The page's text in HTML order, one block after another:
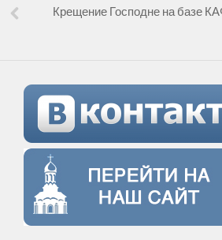
Крещение Господне на базе